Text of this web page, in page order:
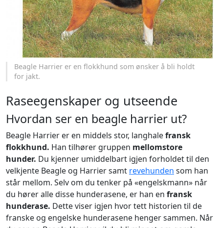
Beagle Harrier er en flokkhund som ønsker å bli holdt
for jakt.
Raseegenskaper og utseende
Hvordan ser en beagle harrier ut?
Beagle Harrier er en middels stor, langhalefransk
flokkhund. Han tilhører gruppen mellomstore
hunder. Du kjenner umiddelbart igjen forholdet til den
velkjente Beagle og Harrier samt revehunden som han
står mellom. Selv om du tenker på «engelskmann» når
du hører alle disse hunderasene, er han en fransk
hunderase. Dette viser igjen hvor tett historien til de
franske og engelske hunderasene henger sammen. Når